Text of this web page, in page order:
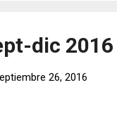
dic 2016
26, 2016